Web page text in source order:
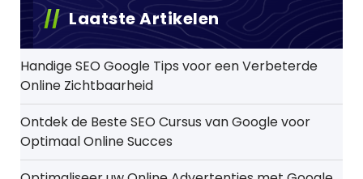
Laatste Artikelen
Handige SEO Google Tips voor een Verbeterde
Online Zichtbaarheid
Ontdek de Beste SEO Cursus van Google voor
Optimaal Online Succes